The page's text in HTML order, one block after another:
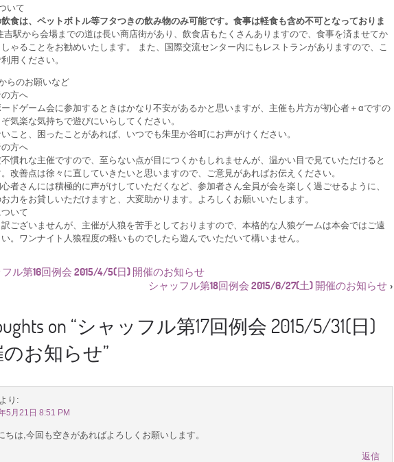
いて
食は、ペットボトル等フタつきの飲み物のみ可能です。食事は軽食も含め不可となっておりま
吉駅から会場までの道は長い商店街があり、飲食店もたくさんありますので、食事を済ませてか
しゃることをお勧めいたします。 また、国際交流センター内にもレストランがありますので、こ
用ください。
らのお願いなど
の方へ
ドゲーム会に参加するときはかなり不安があるかと思いますが、主催も片方が初心者＋αですの
気楽な気持ちで遊びにいらしてください。
こと、困ったことがあれば、いつでも朱里か谷町にお声がけください。
の方へ
不慣れな主催ですので、至らない点が目につくかもしれませんが、温かい目で見ていただけると
改善点は徐々に直していきたいと思いますので、ご意見があればお伝えください。
心者さんには積極的に声がけしていただくなど、参加者さん全員が会を楽しく過ごせるように、
力をお貸しいただけますと、大変助かります。よろしくお願いいたします。
ついて
ございませんが、主催が人狼を苦手としておりますので、本格的な人狼ゲームは本会ではご遠
。ワンナイト人狼程度の軽いものでしたら遊んでいただいて構いません。
ル第16回例会 2015/4/5(日) 開催のお知らせ
シャッフル第18回例会 2015/6/27(土) 開催のお知らせ›
on “シャッフル第17回例会 2015/5/31(日)
お知らせ”
より:
5月21日 8:51 PM
ちは,今回も空きがあればよろしくお願いします。
返信